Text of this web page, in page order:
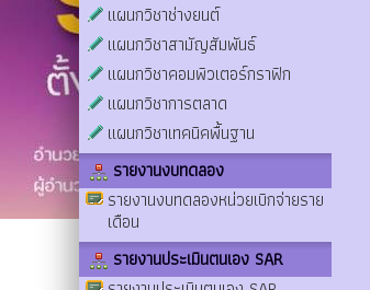
แผนกวิชาช่างยนต์
แผนกวิชาสามัญสัมพันธ์
แผนกวิชาคอมพิวเตอร์กราฟิก
แผนกวิชาการตลาด
แผนกวิชาเทคนิคพื้นฐาน
รายงานงบทดลอง
รายงานงบทดลองหน่วยเบิกจ่ายราย
เดือน
รายงานประเมินตนเอง SAR